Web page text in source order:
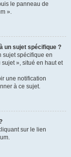
le panneau de
».
un sujet spécifique ?
sujet spécifique en
», situé en haut et
une notification
à ce sujet.
sur le lien